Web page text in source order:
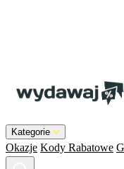
Kategorie
Okazje Kody Rabatowe